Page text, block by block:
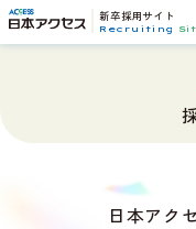
新卒採用サイト
Recruiting
日本アク